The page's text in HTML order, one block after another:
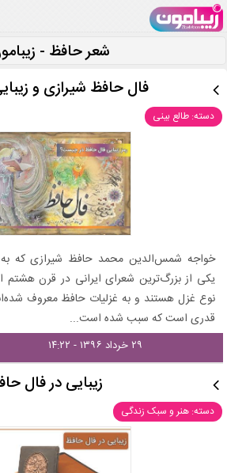
شعر حافظ -
فال حافظ شیرازی و
دسته: طالع بینی
خواجه شمس‌الدین محمد حافظ شیرازی که به
یکی از بزرگ‌ترین شعرای ایرانی در قرن هشتم
نوع غزل هستند و به غزلیات حافظ معروف
قدری است که سبب شده است...
۲۹ خرداد ۱۳۹۶ - ۱۴:۲۲
زیبایی در فال
دسته: هنر و سبک زندگی